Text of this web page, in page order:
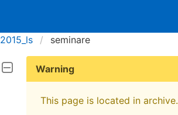
2015_ls seminare
Warning
This page is located in archive.